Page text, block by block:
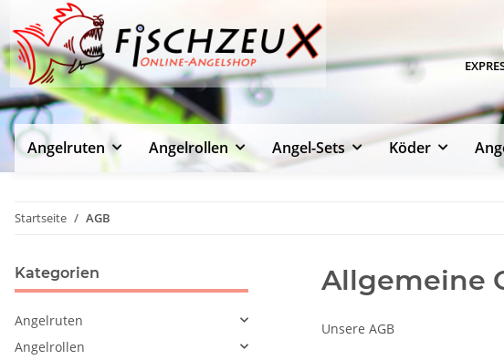
Angelruten Angelrollen Angel-Sets Köder
Startseite AGB
Allgemeine
Unsere AGB
Kategorien
Angelruten
Angelrollen